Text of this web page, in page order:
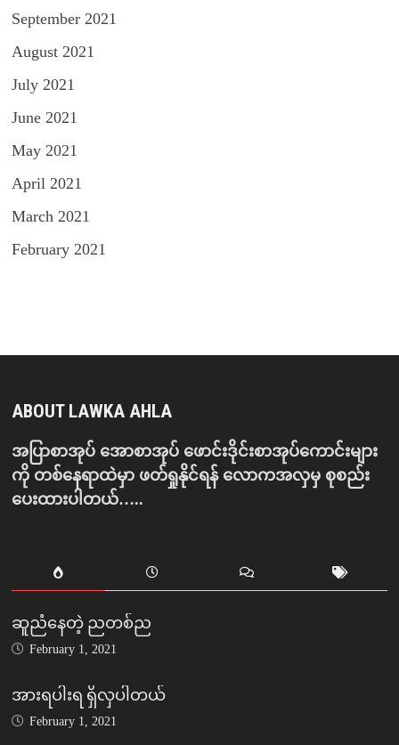
September 2021
August 2021
July 2021
June 2021
May 2021
April 2021
March 2021
February 2021
ABOUT LAWKA AHLA
အပြာစာအုပ် အောစာအုပ် ဖောင်းဒိုင်းစာအုပ်ကောင်းများ
ကို တစ်နေရာထဲမှာ ဖတ်ရှုနိုင်ရန် လောကအလှမှ စုစည်း
ပေးထားပါတယ်…..
ဆူညံနေတဲ့ ညတစ်ည
February 1, 2021
အားရပါးရ ရှိလှပါတယ်
February 1, 2021